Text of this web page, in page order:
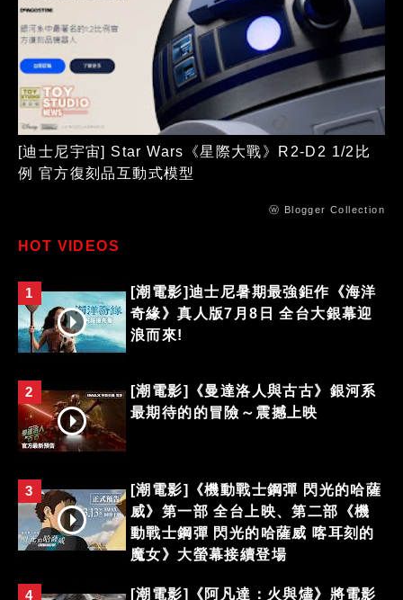
[迪士尼宇宙] Star Wars《星際大戰》R2-D2 1/2比
例 官方復刻品互動式模型
ⓦ Blogger Collection
HOT VIDEOS
1
[潮電影]迪士尼暑期最強鉅作《海洋
奇緣》真人版7月8日 全台大銀幕迎
浪而來!
2
[潮電影]《曼達洛人與古古》銀河系
最期待的的冒險～震撼上映
3
[潮電影]《機動戰士鋼彈 閃光的哈薩
威》第一部 全台上映、第二部《機
動戰士鋼彈 閃光的哈薩威 喀耳刻的
魔女》大螢幕接續登場
4 [潮電影]《阿凡達：火與燼》將電影